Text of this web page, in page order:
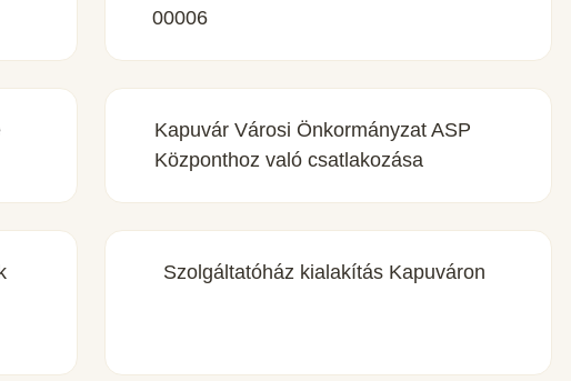
00006
Kapuvár Városi Önkormányzat ASP
Központhoz való csatlakozása
Szolgáltatóház kialakítás Kapuváron